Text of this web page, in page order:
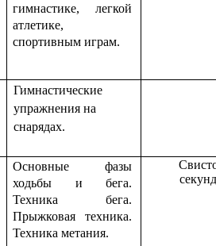
гимнастике, легкой
атлетике,
спортивным играм.
Гимнастические
упражнения на
снарядах.
Основные фазы
ходьбы и бега.
Техника бега.
Прыжковая техника.
Техника метания.